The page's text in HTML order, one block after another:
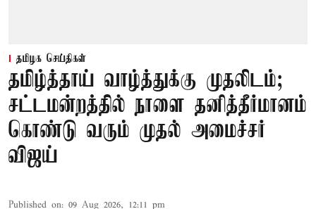
தமிழக செய்திகள்
தமிழ்த்தாய் வாழ்த்துக்கு முதலிடம்;
சட்டமன்றத்தில் நாளை தனித்தீர்மானம்
கொண்டு வரும் முதல் அமைச்சர்
விஜய்
Published on: 09 Aug 2026, 12:11 pm